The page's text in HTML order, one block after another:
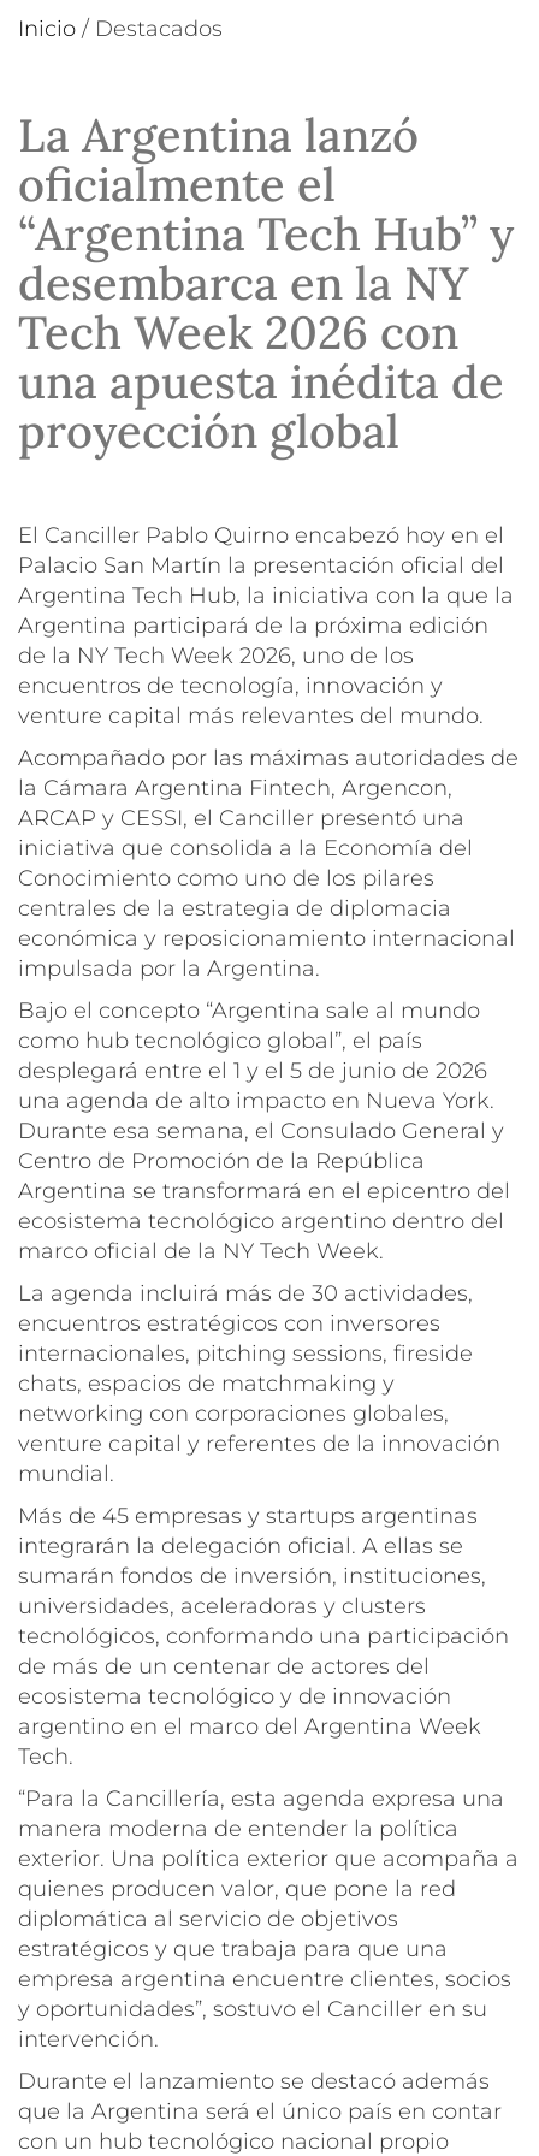
Inicio / Destacados
La Argentina lanzó
oficialmente el
“Argentina Tech Hub” y
desembarca en la NY
Tech Week 2026 con
una apuesta inédita de
proyección global
El Canciller Pablo Quirno encabezó hoy en el
Palacio San Martín la presentación oficial del
Argentina Tech Hub, la iniciativa con la que la
Argentina participará de la próxima edición
de la NY Tech Week 2026, uno de los
encuentros de tecnología, innovación y
venture capital más relevantes del mundo.
Acompañado por las máximas autoridades de
la Cámara Argentina Fintech, Argencon,
ARCAP y CESSI, el Canciller presentó una
iniciativa que consolida a la Economía del
Conocimiento como uno de los pilares
centrales de la estrategia de diplomacia
económica y reposicionamiento internacional
impulsada por la Argentina.
Bajo el concepto “Argentina sale al mundo
como hub tecnológico global”, el país
desplegará entre el 1 y el 5 de junio de 2026
una agenda de alto impacto en Nueva York.
Durante esa semana, el Consulado General y
Centro de Promoción de la República
Argentina se transformará en el epicentro del
ecosistema tecnológico argentino dentro del
marco oficial de la NY Tech Week.
La agenda incluirá más de 30 actividades,
encuentros estratégicos con inversores
internacionales, pitching sessions, fireside
chats, espacios de matchmaking y
networking con corporaciones globales,
venture capital y referentes de la innovación
mundial.
Más de 45 empresas y startups argentinas
integrarán la delegación oficial. A ellas se
sumarán fondos de inversión, instituciones,
universidades, aceleradoras y clusters
tecnológicos, conformando una participación
de más de un centenar de actores del
ecosistema tecnológico y de innovación
argentino en el marco del Argentina Week
Tech.
“Para la Cancillería, esta agenda expresa una
manera moderna de entender la política
exterior. Una política exterior que acompaña a
quienes producen valor, que pone la red
diplomática al servicio de objetivos
estratégicos y que trabaja para que una
empresa argentina encuentre clientes, socios
y oportunidades”, sostuvo el Canciller en su
intervención.
Durante el lanzamiento se destacó además
que la Argentina será el único país en contar
con un hub tecnológico nacional propio